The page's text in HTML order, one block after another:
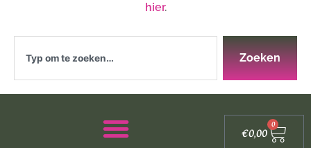
hier.
Zoeken
€0,00
0